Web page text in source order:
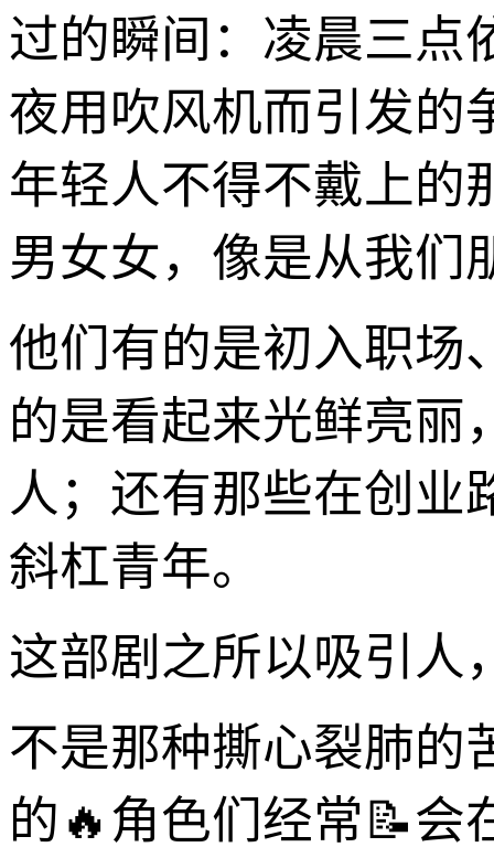
过的瞬间：凌晨三点
夜用吹风机而引发的
年轻人不得不戴上的
男女女，像是从我们
他们有的是初入职场
的是看起来光鲜亮丽
人；还有那些在创业
斜杠青年。
这部剧之所以吸引人
不是那种撕心裂肺的
的🔥角色们经常📝会